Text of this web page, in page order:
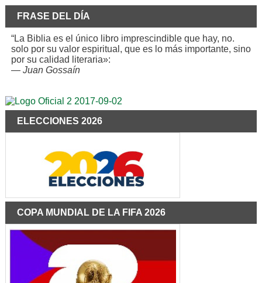
FRASE DEL DÍA
“La Biblia es el único libro imprescindible que hay, no.
solo por su valor espiritual, que es lo más importante, sino
por su calidad literaria»:
— Juan Gossaín
ELECCIONES 2026
COPA MUNDIAL DE LA FIFA 2026